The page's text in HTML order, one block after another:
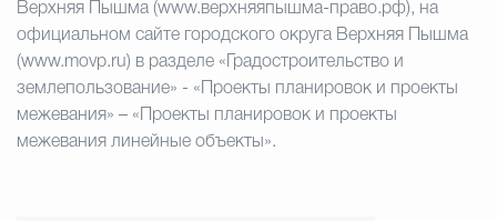
Верхняя Пышма (www.верхняяпышма-право.рф), на
официальном сайте городского округа Верхняя Пышма
(www.movp.ru) в разделе «Градостроительство и
землепользование» - «Проекты планировок и проекты
межевания» – «Проекты планировок и проекты
межевания линейные объекты».